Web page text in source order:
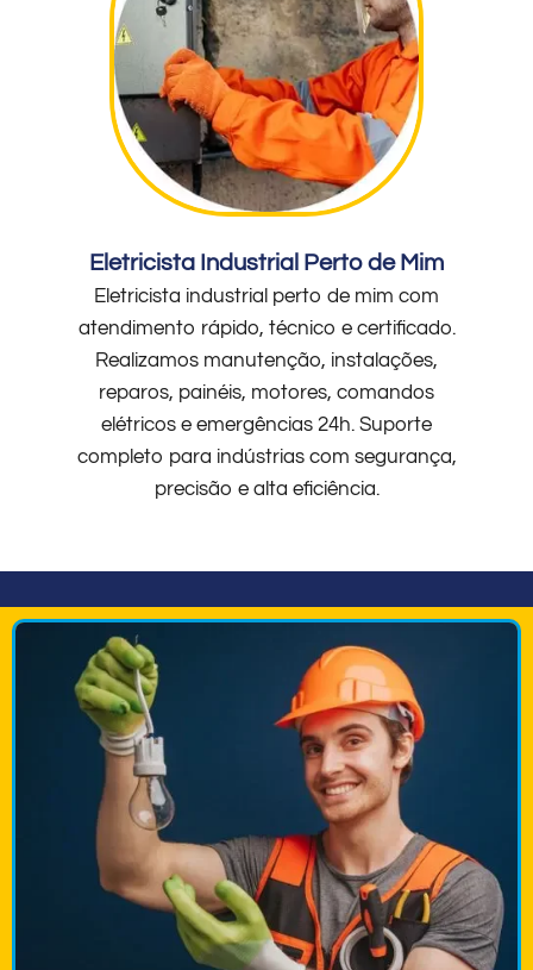
Eletricista Industrial Perto de Mim
Eletricista industrial perto de mim com
atendimento rápido, técnico e certificado.
Realizamos manutenção, instalações,
reparos, painéis, motores, comandos
elétricos e emergências 24h. Suporte
completo para indústrias com segurança,
precisão e alta eficiência.